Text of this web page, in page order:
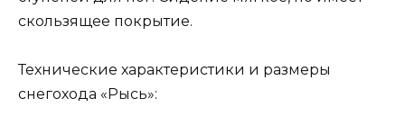
скользящее покрытие.
Технические характеристики и размеры
снегохода «Рысь»: